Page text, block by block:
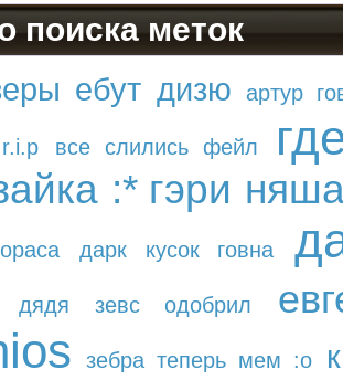
поиска меток
ебут дизю артур
все слились фейл
:* гэри
дарк кусок говна
дядя зевс одобрил
зебра теперь мем :о